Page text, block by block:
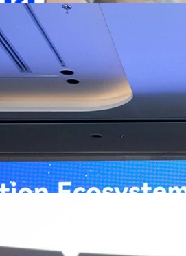
AI เปิดตัว 4 นวัตกรรมเปลี่ยน
Summit” ภายใต้งาน Huawei
ารณสุข ผู้บริหารโรงพยาบาลชั้นนำ และ
ระบบสาธารณสุขไทยด้วยนวัตกรรมและ
ระดับ Healthcare Ecosystem ของ
รศึกษาและสาธารณสุขต่างประเทศ บริษัท หัว
นับสนุนการเปลี่ยนผ่านสู่ยุคดิจิทัลของระบบ
ภาพการให้บริการทางการแพทย์ให้เข้าถึง
for All” “วันนี้ปัญญาประดิษฐ์กำลังเข้า
ระสบการณ์ตรงจากการพัฒนาแพลตฟอร์ม
มิตรไทยในวันนี้จะช่วยผลักดันวิสัยทัศน์…
Engine พร้อมจ่ายปันผล 0.10